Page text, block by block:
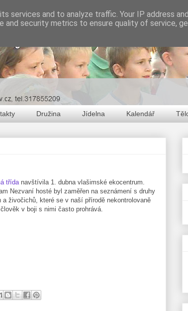
Družina Jídelna Kalendář
třída navštívila 1. dubna vlašimské ekocentrum.
Nezvaní hosté byl zaměřen na seznámení s druhy
a živočichů, které se v naší přírodě nekontrolovaně
v boji s nimi často prohrává.
services and to analyze traffic. Your IP address
and security metrics to ensure quality of service,